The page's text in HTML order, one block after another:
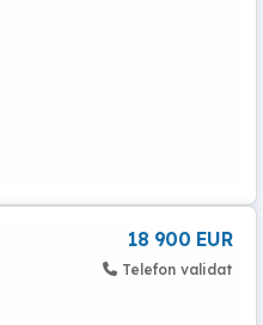
18 900 EUR
Telefon validat